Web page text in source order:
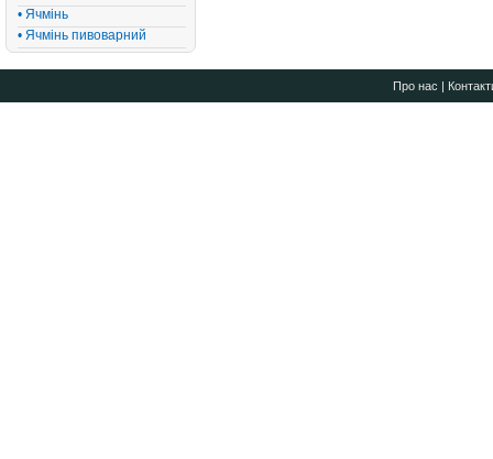
• Ячмінь
• Ячмінь пивоварний
Про нас |